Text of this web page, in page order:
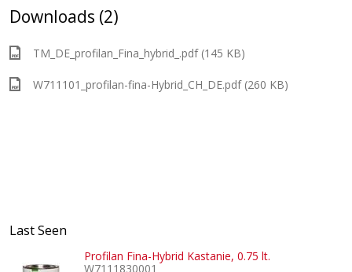
Downloads (2)
TM_DE_profilan_Fina_hybrid_.pdf (145 KB)
W711101_profilan-fina-Hybrid_CH_DE.pdf (260 KB)
Last Seen
Profilan Fina-Hybrid Kastanie, 0.75 lt.
W7111830001